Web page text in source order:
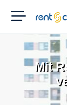
RENT'N
CONNECT
Mit